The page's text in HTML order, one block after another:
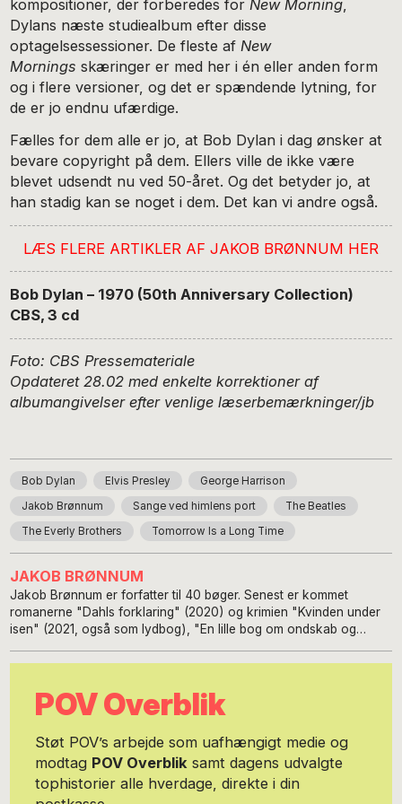
kompositioner, der forberedes for New Morning
Dylans næste studiealbum efter disse
optagelsessessioner. De fleste af New
Mornings skæringer er med her i én eller anden form
og i flere versioner, og det er spændende lytning, for
de er jo endnu ufærdige.
Fælles for dem alle er jo, at Bob Dylan i dag ønsker at
bevare copyright på dem. Ellers ville de ikke være
blevet udsendt nu ved 50-året. Og det betyder jo, at
han stadig kan se noget i dem. Det kan vi andre også.
LÆS FLERE ARTIKLER AF JAKOB BRØNNUM HER
Bob Dylan – 1970 (50th Anniversary Collection)
CBS, 3 cd
Foto: CBS Pressemateriale
Opdateret 28.02 med enkelte korrektioner af
albumangivelser efter venlige læserbemærkninger/jb
Bob Dylan Elvis Presley George Harrison
Jakob Brønnum Sange ved himlens port The Beatles
The Everly Brothers Tomorrow Is a Long Time
JAKOB BRØNNUM
Jakob Brønnum er forfatter til 40 bøger. Senest er kommet
romanerne "Dahls forklaring" (2020) og krimien "Kvinden under
isen" (2021, også som lydbog), "En lille bog om ondskab og
"Gensyn med den store fortælling", digtbogen "Virkeligheden
"Øjeblikkets tredje tilstand." En række af hans romaner og
fortællinger findes som e-bog fra Lindhardt & Ringhof på
adskillige tidsskrifter, bl.a. Lyrikvännen (Sverige), Parnasso
(Finland) og Literaturnaja Gazeta (Rusland) Han har offentliggjort
essays i det internationale tidsskrift La Piccioletta Barca, han
bidrager med lyrik i Beyond Words Literaty Magazines jan. 2022-
POV Overblik
Støt POV’s arbejde som uafhængigt medie og
modtag POV Overbliksamt dagens udvalgte
tophistorier alle hverdage, direkte i din